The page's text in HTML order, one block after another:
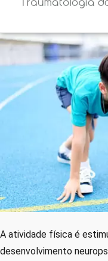
A atividade física é
desenvolvimento